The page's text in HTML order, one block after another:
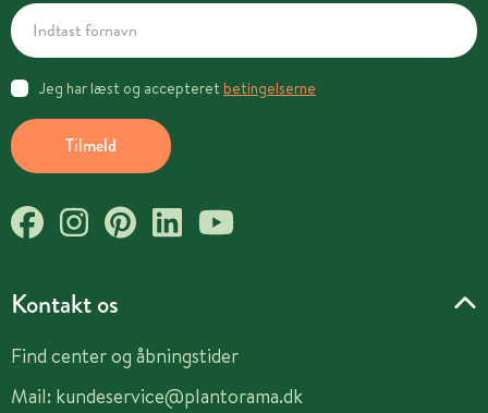
Kontakt os
Find center og åbningstider
Mail: kundeservice@plantorama.dk
Tilmeld
Jeg har læst og accepteret betingelserne